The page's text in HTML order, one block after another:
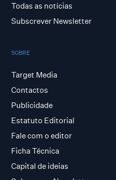
Todas as notícias
Subscrever Newsletter
SOBRE
Target Media
Contactos
Publicidade
Estatuto Editorial
Fale com o editor
Ficha Técnica
Capital de ideias